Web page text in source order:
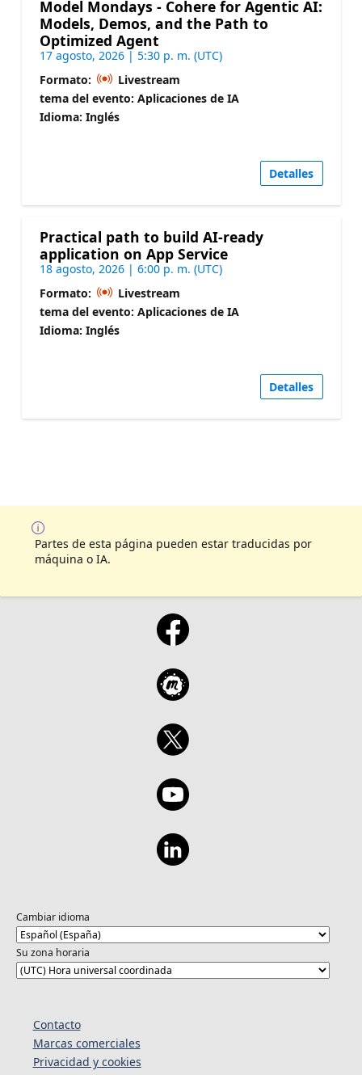
Model Mondays - Cohere for Agentic AI:
Models, Demos, and the Path to
Optimized Agent
17 agosto, 2026 | 5:30 p. m. (UTC)
Formato:
Livestream
tema del evento: Aplicaciones de IA
Idioma: Inglés
Detalles
Practical path to build AI-ready
application on App Service
18 agosto, 2026 | 6:00 p. m. (UTC)
Formato:
Livestream
tema del evento: Aplicaciones de IA
Idioma: Inglés
Detalles
Partes de esta página pueden estar traducidas por
máquina o IA.
Cambiar idioma
Su zona horaria
Contacto
Marcas comerciales
Privacidad y cookies